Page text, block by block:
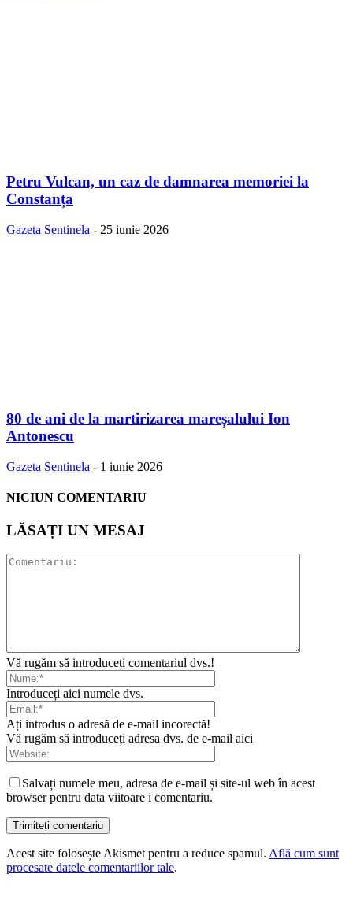
Petru Vulcan, un caz de damnarea memoriei la
Constanța
Gazeta Sentinela - 25 iunie 2026
80 de ani de la martirizarea mareșalului Ion
Antonescu
Gazeta Sentinela - 1 iunie 2026
NICIUN COMENTARIU
LĂSAȚI UN MESAJ
Vă rugăm să introduceți comentariul dvs.!
Introduceți aici numele dvs.
Ați introdus o adresă de e-mail incorectă!
Vă rugăm să introduceți adresa dvs. de e-mail aici
Salvați numele meu, adresa de e-mail și site-ul web în acest
browser pentru data viitoare i comentariu.
Acest site folosește Akismet pentru a reduce spamul. Află cum sunt
procesate datele comentariilor tale.